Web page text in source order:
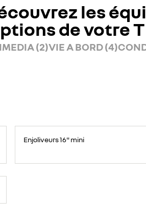
les
de votre
(2)VIE A BORD (4)
Enjoliveurs 16" mini